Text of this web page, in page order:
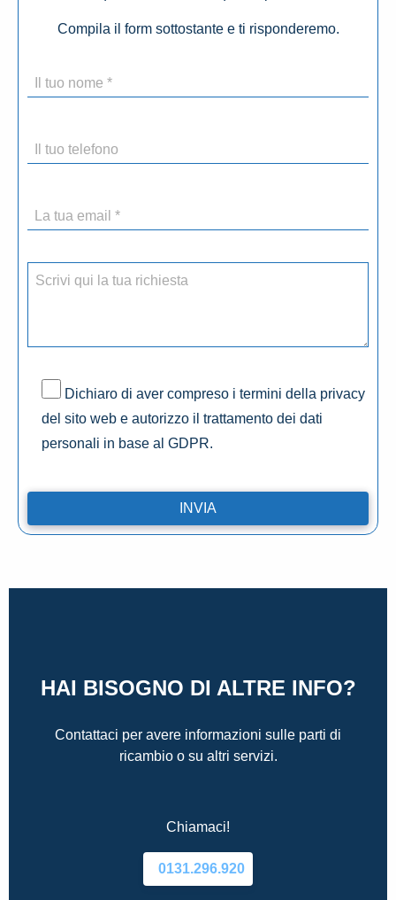
Compila il form sottostante e ti risponderemo.
Dichiaro di aver compreso i termini della privacy
del sito web e autorizzo il trattamento dei dati
personali in base al GDPR.
HAI BISOGNO DI ALTRE INFO?
Contattaci per avere informazioni sulle parti di
ricambio o su altri servizi.
Chiamaci!
0131.296.920